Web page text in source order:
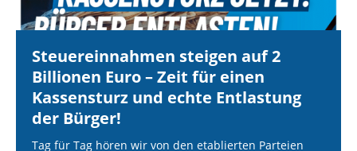
Steuereinnahmen steigen auf 2
Billionen Euro – Zeit für einen
Kassensturz und echte Entlastung
der Bürger!
Tag für Tag hören wir von den etablierten Parteien